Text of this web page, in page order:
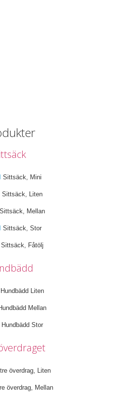
Sittsäck, Mini
Sittsäck, Liten
Sittsäck, Mellan
Sittsäck, Stor
Sittsäck, Fåtölj
Hundbädd Liten
Mellan
Hundbädd Stor
överdrag, Liten
överdrag, Mellan